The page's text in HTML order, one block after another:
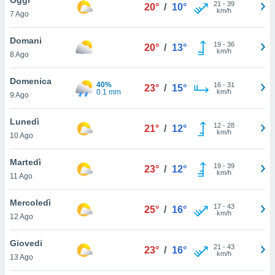
è
al sito
di
ci
di
il
un
la
nella
7 Ago
20° / 10° 21 - 39
km/h
Domani
8 Ago
20° / 13° 19- 36
km/h
Domenica
9 Ago
40%
0.1 mm
23° / 15° 16- 31
km/h
Lunedì
10 Ago
21° / 12° 12- 28
km/h
Martedì
11 Ago
23° / 12° 19- 39
km/h
Mercoledì
12 Ago
25° / 16° 17- 43
km/h
Giovedi
13 Ago
23° / 16° 21 - 43
km/h